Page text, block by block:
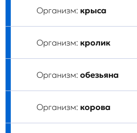
Организм: крыса
Организм: кролик
Организм: обезьяна
Организм: корова